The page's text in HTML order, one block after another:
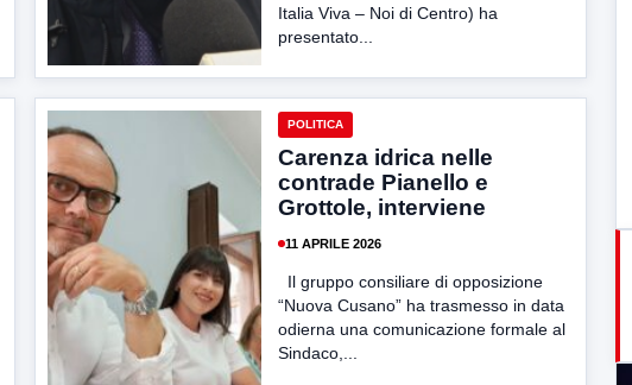
Italia Viva – Noi di Centro) ha
presentato...
POLITICA
Carenza idrica nelle
contrade Pianello e
Grottole, interviene
11 APRILE 2026
Il gruppo consiliare di opposizione
“Nuova Cusano” ha trasmesso in data
odierna una comunicazione formale al
Sindaco,...